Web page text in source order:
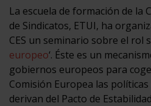
La escuela de formación de la
de Sindicatos, ETUI, ha
CES un seminario sobre el rol
europeo‘. Éste es un
gobiernos europeos para
Comisión Europea las
derivan del Pacto de